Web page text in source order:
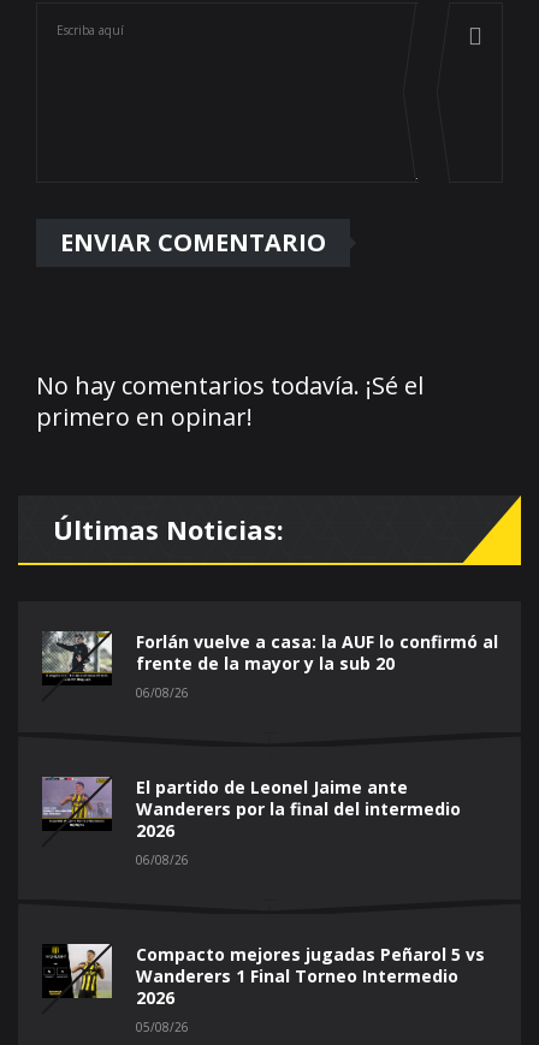
No hay comentarios todavía. ¡Sé el
primero en opinar!
Últimas Noticias:
Forlán vuelve a casa: la AUF lo confirmó al
frente de la mayor y la sub 20
06/08/26
El partido de Leonel Jaime ante
Wanderers por la final del intermedio
2026
06/08/26
Compacto mejores jugadas Peñarol 5 vs
Wanderers 1 Final Torneo Intermedio
2026
05/08/26